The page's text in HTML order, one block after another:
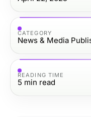
CATEGORY
News & Media
READING TIME
5 min read